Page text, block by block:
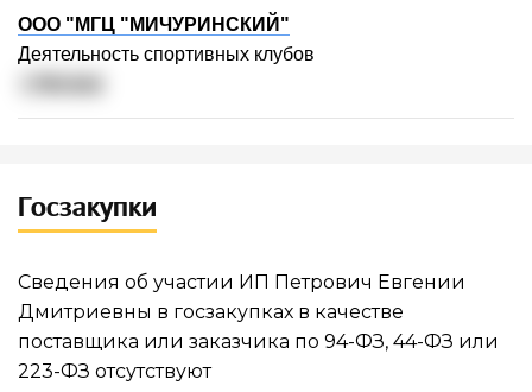
ООО "МГЦ "МИЧУРИНСКИЙ"
Деятельность спортивных клубов
Госзакупки
Сведения об участии ИП Петрович Евгении
Дмитриевны в госзакупках в качестве
поставщика или заказчика по 94-ФЗ, 44-ФЗ или
223-ФЗ отсутствуют